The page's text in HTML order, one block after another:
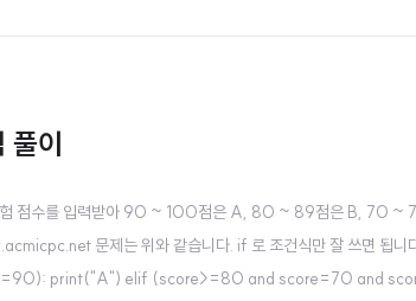
이
점수를 입력받아 90 ~ 100점은 A, 80 ~ 89점은 B, 70 ~
문제는 위와 같습니다. if 로 조건식만 잘 쓰면 됩니
print("A") elif (score>=80 and score=70 and